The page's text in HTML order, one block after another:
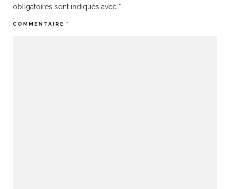
obligatoires sont indiqués avec *
COMMENTAIRE *